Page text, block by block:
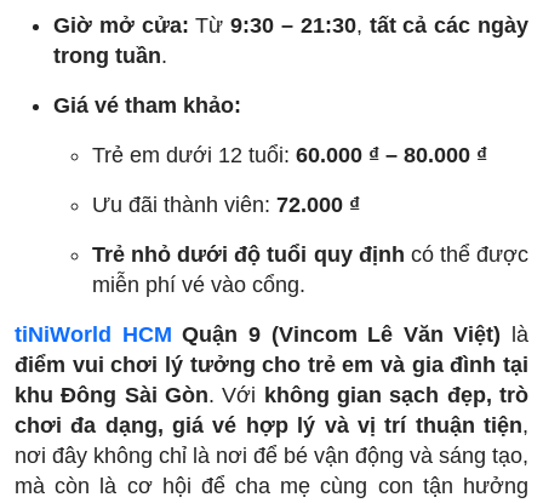
Giờ mở cửa: Từ9:30 – 21:30, tất cả các ngày
trong tuần.
Giá vé tham khảo:
Trẻ em dưới 12 tuổi: 60.000 ₫ – 80.000 ₫
Ưu đãi thành viên: 72.000 ₫
Trẻ nhỏ dưới độ tuổi quy định có thể được
miễn phí vé vào cổng.
tiNiWorld HCM Quận 9 (Vincom Lê Văn Việt) là
điểm vui chơi lý tưởng cho trẻ em và gia đình tại
khu Đông Sài Gòn. Với không gian sạch đẹp, trò
chơi đa dạng, giá vé hợp lý và vị trí thuận tiện,
nơi đây không chỉ là nơi để bé vận động và sáng tạo,
mà còn là cơ hội để cha mẹ cùng con tận hưởng